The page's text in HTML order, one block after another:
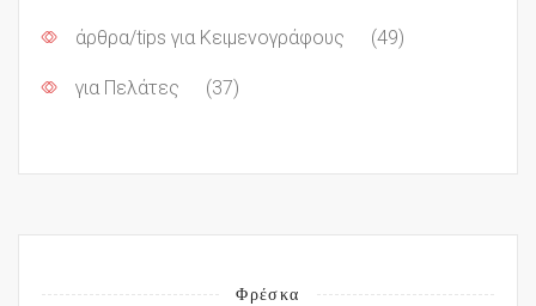
άρθρα/tips για Κειμενογράφους (49)
για Πελάτες (37)
Φρέσκα